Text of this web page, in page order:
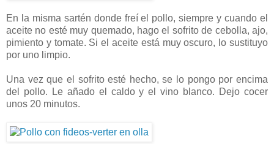
En la misma sartén donde freí el pollo, siempre y cuando el
aceite no esté muy quemado, hago el sofrito de cebolla, ajo,
pimiento y tomate. Si el aceite está muy oscuro, lo sustituyo
por uno limpio.
Una vez que el sofrito esté hecho, se lo pongo por encima
del pollo. Le añado el caldo y el vino blanco. Dejo cocer
unos 20 minutos.